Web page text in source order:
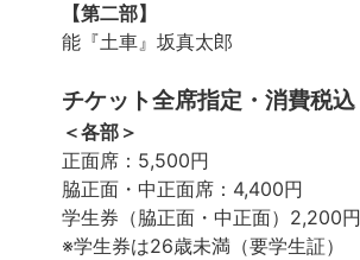
【第二部】
能『土車』坂真太郎
チケット全席指定・消費税込
＜各部＞
正面席：5,500円
脇正面・中正面席：4,400円
学生券（脇正面・中正面）2,200円
※学生券は26歳未満（要学生証）